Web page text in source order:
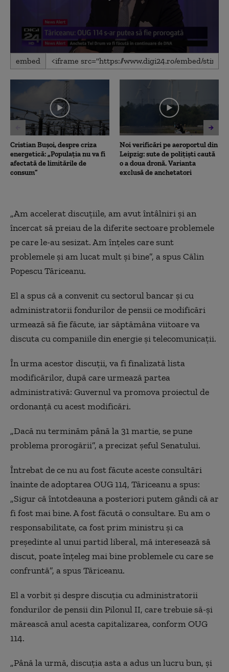
0
seconds
12
minutes,
seconds
embed
Cristian Bușoi, despre criza
energetică: „Populația nu va fi
afectată de limitările de
consum”
Noi verificări pe aeroportul din
Leipzig: sute de polițiști caută
o a doua dronă. Varianta
exclusă de anchetatori
„Am accelerat discuțiile, am avut întâlniri și an
încercat să preiau de la diferite sectoare problemele
pe care le-au sesizat. Am înțeles care sunt
problemele și am lucat mult și bine”, a spus Călin
Popescu Tăriceanu.
El a spus că a convenit cu sectorul bancar și cu
administratorii fondurilor de pensii ce modificări
urmează să fie făcute, iar săptămâna viitoare va
discuta cu companiile din energie și telecomunicații.
În urma acestor discuții, va fi finalizată lista
modificărilor, după care urmează partea
administrativă: Guvernul va promova proiectul de
ordonanță cu acest modificări.
„Dacă nu terminăm până la 31 martie, se pune
problema prorogării”, a precizat șeful Senatului.
Întrebat de ce nu au fost făcute aceste consultări
înainte de adoptarea OUG 114, Tăriceanu a spus:
„Sigur că întotdeauna a posteriori putem gândi că ar
fi fost mai bine. A fost făcută o consultare. Eu am o
responsabilitate, ca fost prim ministru și ca
președinte al unui partid liberal, mă interesează să
discut, poate înțeleg mai bine problemele cu care se
confruntă”, a spus Tăriceanu.
El a vorbit și despre discuția cu administratorii
fondurilor de pensii din Pilonul II, care trebuie să-și
mărească anul acesta capitalizarea, conform OUG
114.
„Până la urmă, discuția asta a adus un lucru bun, și